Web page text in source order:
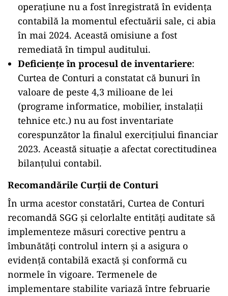
operațiune nu a fost înregistrată în evidența
contabilă la momentul efectuării sale, ci abia
în mai 2024. Această omisiune a fost
remediată în timpul auditului.
Deficiențe în procesul de inventariere:
Curtea de Conturi a constatat că bunuri în
valoare de peste 4,3 milioane de lei
(programe informatice, mobilier, instalații
tehnice etc.) nu au fost inventariate
corespunzător la finalul exercițiului financiar
2023. Această situație a afectat corectitudinea
bilanțului contabil.
Recomandările Curții de Conturi
În urma acestor constatări, Curtea de Conturi
recomandă SGG și celorlalte entități auditate să
implementeze măsuri corective pentru a
îmbunătăți controlul intern și a asigura o
evidență contabilă exactă și conformă cu
normele în vigoare. Termenele de
implementare stabilite variază între februarie